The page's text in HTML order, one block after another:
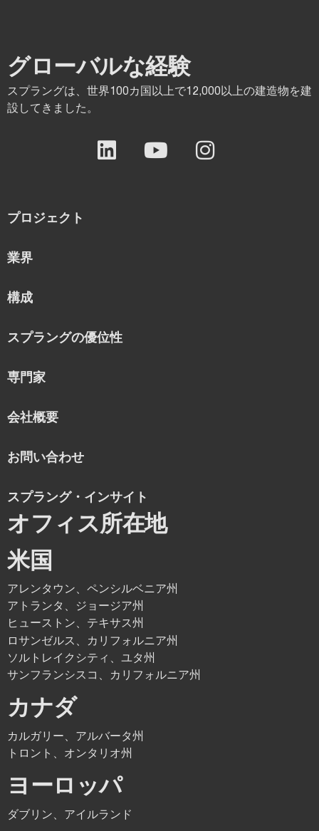
グローバルな経験
スプラングは、世界100カ国以上で12,000以上の建造物を建
設してきました。
プロジェクト
業界
構成
スプラングの優位性
専門家
会社概要
お問い合わせ
スプラング・インサイト
オフィス所在地
米国
アレンタウン、ペンシルベニア州
アトランタ、ジョージア州
ヒューストン、テキサス州
ロサンゼルス、カリフォルニア州
ソルトレイクシティ、ユタ州
サンフランシスコ、カリフォルニア州
カナダ
カルガリー、アルバータ州
トロント、オンタリオ州
ヨーロッパ
ダブリン、アイルランド